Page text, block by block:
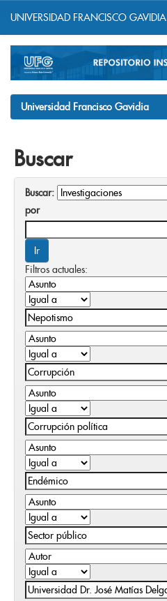
navigation
UNIVERSIDAD FRANCISCO GAVIDIA
Universidad Francisco Gavidia
Buscar
Buscar:
por
Filtros actuales: